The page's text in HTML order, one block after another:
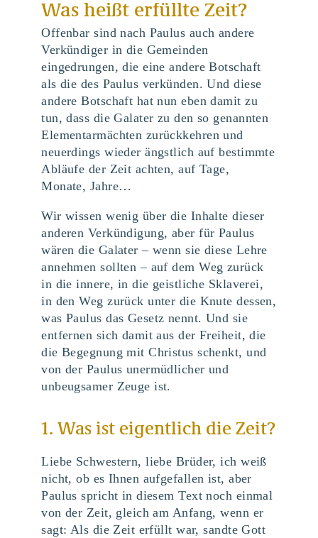
Was heißt erfüllte Zeit?
Offenbar sind nach Paulus auch andere
Verkündiger in die Gemeinden
eingedrungen, die eine andere Botschaft
als die des Paulus verkünden. Und diese
andere Botschaft hat nun eben damit zu
tun, dass die Galater zu den so genannten
Elementarmächten zurückkehren und
neuerdings wieder ängstlich auf bestimmte
Abläufe der Zeit achten, auf Tage,
Monate, Jahre…
Wir wissen wenig über die Inhalte dieser
anderen Verkündigung, aber für Paulus
wären die Galater – wenn sie diese Lehre
annehmen sollten – auf dem Weg zurück
in die innere, in die geistliche Sklaverei,
in den Weg zurück unter die Knute dessen,
was Paulus das Gesetz nennt. Und sie
entfernen sich damit aus der Freiheit, die
die Begegnung mit Christus schenkt, und
von der Paulus unermüdlicher und
unbeugsamer Zeuge ist.
1. Was ist eigentlich die Zeit?
Liebe Schwestern, liebe Brüder, ich weiß
nicht, ob es Ihnen aufgefallen ist, aber
Paulus spricht in diesem Text noch einmal
von der Zeit, gleich am Anfang, wenn er
sagt: Als die Zeit erfüllt war, sandte Gott